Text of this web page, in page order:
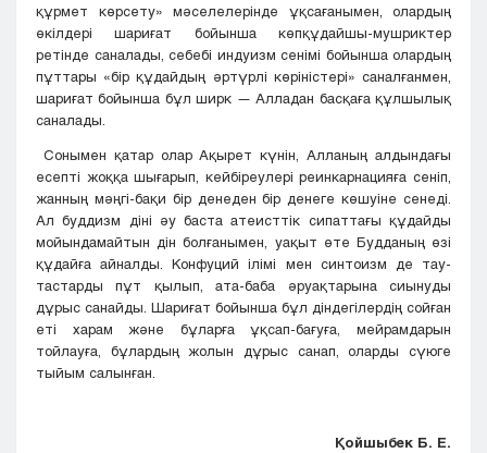
құрмет көрсету» мәселелерінде ұқсағанымен, олардың
өкілдері шариғат бойынша көпқұдайшы-мушриктер
ретінде саналады, себебі индуизм сенімі бойынша олардың
пұттары «бір құдайдың әртүрлі көріністері» саналғанмен,
шариғат бойынша бұл ширк — Алладан басқаға құлшылық
саналады.
Сонымен қатар олар Ақырет күнін, Алланың алдындағы
есепті жоққа шығарып, кейбіреулері реинкарнацияға сеніп,
жанның мәңгі-бақи бір денеден бір денеге көшуіне сенеді.
Ал буддизм діні әу баста атеисттік сипаттағы құдайды
мойындамайтын дін болғанымен, уақыт өте Будданың өзі
құдайға айналды. Конфуций ілімі мен синтоизм де тау-
тастарды пұт қылып, ата-баба әруақтарына сиынуды
дұрыс санайды. Шариғат бойынша бұл діндегілердің сойған
еті харам және бұларға ұқсап-бағуға, мейрамдарын
тойлауға, бұлардың жолын дұрыс санап, оларды сүюге
тыйым салынған.
Қойшыбек Б. Е.